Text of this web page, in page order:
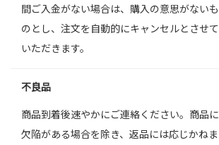
間ご入金がない場合は、購入の意思がないも
のとし、注文を自動的にキャンセルとさせて
いただきます。
不良品
商品到着後速やかにご連絡ください。商品に
欠陥がある場合を除き、返品には応じかねま